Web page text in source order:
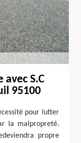
S.C
95100
pour lutter
la malpropreté.
propre